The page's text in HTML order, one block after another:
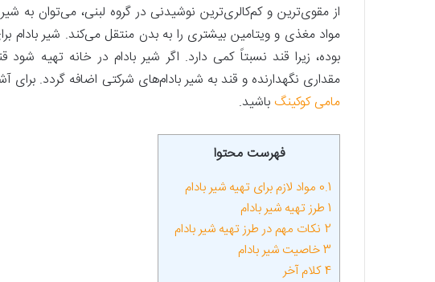
از مقوی‌ترین و کم‌کالری‌ترین نوشیدنی در گروه لبنی، می‌توان به
مواد مغذی و ویتامین بیشتری را به بدن منتقل می‌کند. شیر بادام
بوده، زیرا قند نسبتاً کمی دارد. اگر شیر بادام در خانه تهیه
مقداری نگهدارنده و قند به شیر بادام‌های شرکتی اضافه گردد. برای
مامی کوکینگباشید.
فهرست محتوا
0.1 مواد لازم برای تهیه شیر بادام
1 طرز تهیه شیر بادام
2 نکات مهم در طرز تهیه شیر بادام
3خاصیت شیر بادام
4کلام آخر